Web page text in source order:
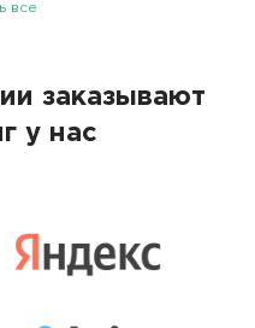
все
заказывают
у нас